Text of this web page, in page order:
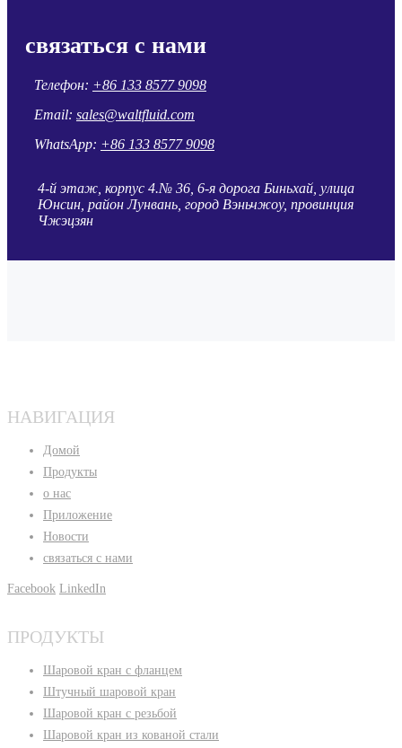
связаться с нами
Телефон: +86 133 8577 9098
Email: sales@waltfluid.com
WhatsApp: +86 133 8577 9098
4-й этаж, корпус 4.№ 36, 6-я дорога Биньхай, улица
Юнсин, район Лунвань, город Вэньчжоу, провинция
Чжэцзян
НАВИГАЦИЯ
Домой
Продукты
о нас
Приложение
Новости
связаться с нами
Facebook LinkedIn
ПРОДУКТЫ
Шаровой кран с фланцем
Штучный шаровой кран
Шаровой кран с резьбой
Шаровой кран из кованой стали